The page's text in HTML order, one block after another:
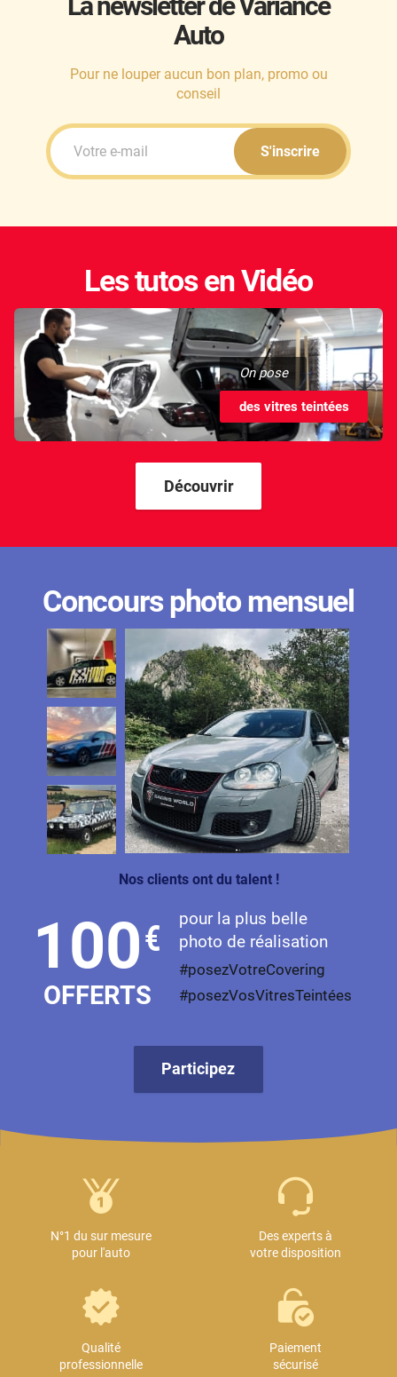
Ineos
Infiniti
Jaguar
Jeep
Jetour
Kandi
Karma
Lada
Land Rover
Ldv
Lexus
Ligier
Lincoln
Livan
Maserati
Maybach
Mazda
MG
Mitsubishi
Oldsmobile
Auto
Pour ne louper aucun bon plan, promo ou
conseil
S'inscrire
Les tutos en Vidéo
On pose
des vitres teintées
Découvrir
Concours photo mensuel
Nos clients ont du talent !
100€
OFFERTS
pour la plus belle
photo de réalisation
#posezVotreCovering
#posezVosVitresTeintées
Participez
N°1 du sur mesure
pour l'auto
Des experts à
votre disposition
Qualité
professionnelle
Paiement
sécurisé